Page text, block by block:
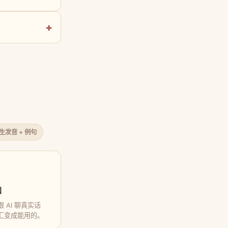
发音 + 例句
AI 聊真实话
成能用的。